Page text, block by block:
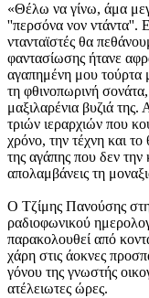
«Θέλω να γίνω, άμα
''περσόνα νον ντάντα''.
ντανταϊστές θα
φαντασίωσης ήτανε
αγαπημένη μου τούρτα
τη φθινοπωρινή
μαξιλαρένια βυζιά
τριών ιεραρχιών που
χρόνο, την τέχνη και
της αγάπης που δεν την
απολαμβάνεις τη
Ο Τζίμης Πανούσης
ραδιοφωνικού
παρακολουθεί από
χάρη στις άοκνες
γόνου της γνωστής
ατέλειωτες ώρες.